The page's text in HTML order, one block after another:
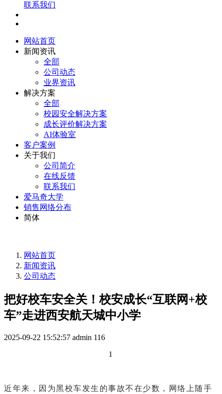
联系我们
网站首页
新闻资讯
全部
公司动态
业界资讯
解决方案
全部
校园安全解决方案
成长评价解决方案
AI体验室
客户案例
关于我们
公司简介
在线反馈
联系我们
爱马奇大学
销售网络分布
简体
网站首页
新闻资讯
公司动态
把好校车安全关！校安成长“互联网+校
车”走进西安航天城中小学
2025-09-22 15:52:57 admin 116
1
近年来，因为黑校车发生的事故不在少数，网络上随手